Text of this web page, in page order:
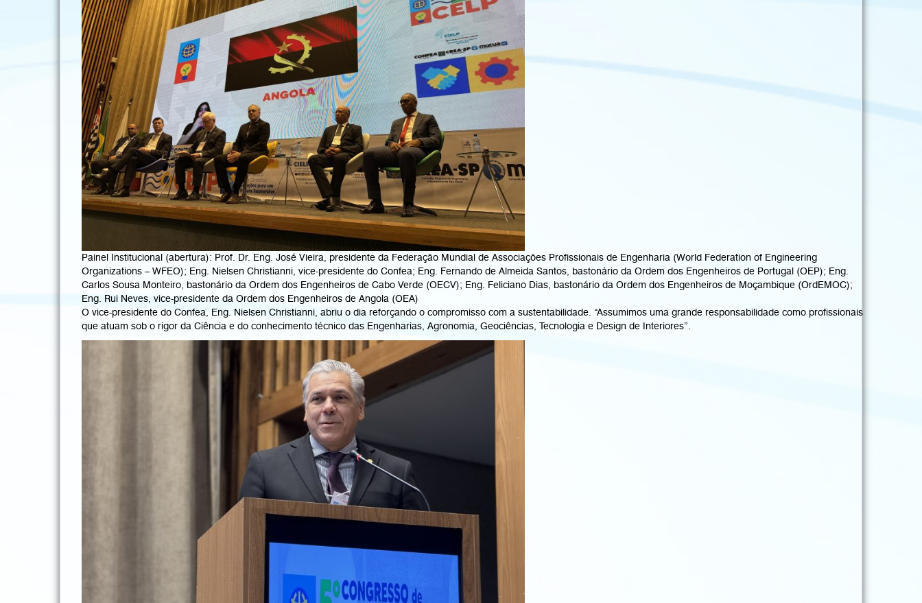
Painel Institucional (abertura): Prof. Dr. Eng. José Vieira, presidente da Federação Mundial de Associações Profissionais de Engenharia (World Federation of Engineering
Organizations – WFEO); Eng. Nielsen Christianni, vice-presidente do Confea; Eng. Fernando de Almeida Santos, bastonário da Ordem dos Engenheiros de Portugal (OEP); Eng.
Carlos Sousa Monteiro, bastonário da Ordem dos Engenheiros de Cabo Verde (OECV); Eng. Feliciano Dias, bastonário da Ordem dos Engenheiros de Moçambique (OrdEMOC);
Eng. Rui Neves, vice-presidente da Ordem dos Engenheiros de Angola (OEA)
O vice-presidente do Confea, Eng. Nielsen Christianni, abriu o dia reforçando o compromisso com a sustentabilidade. “Assumimos uma grande responsabilidade como profissionais
que atuam sob o rigor da Ciência e do conhecimento técnico das Engenharias, Agronomia, Geociências, Tecnologia e Design de Interiores”.